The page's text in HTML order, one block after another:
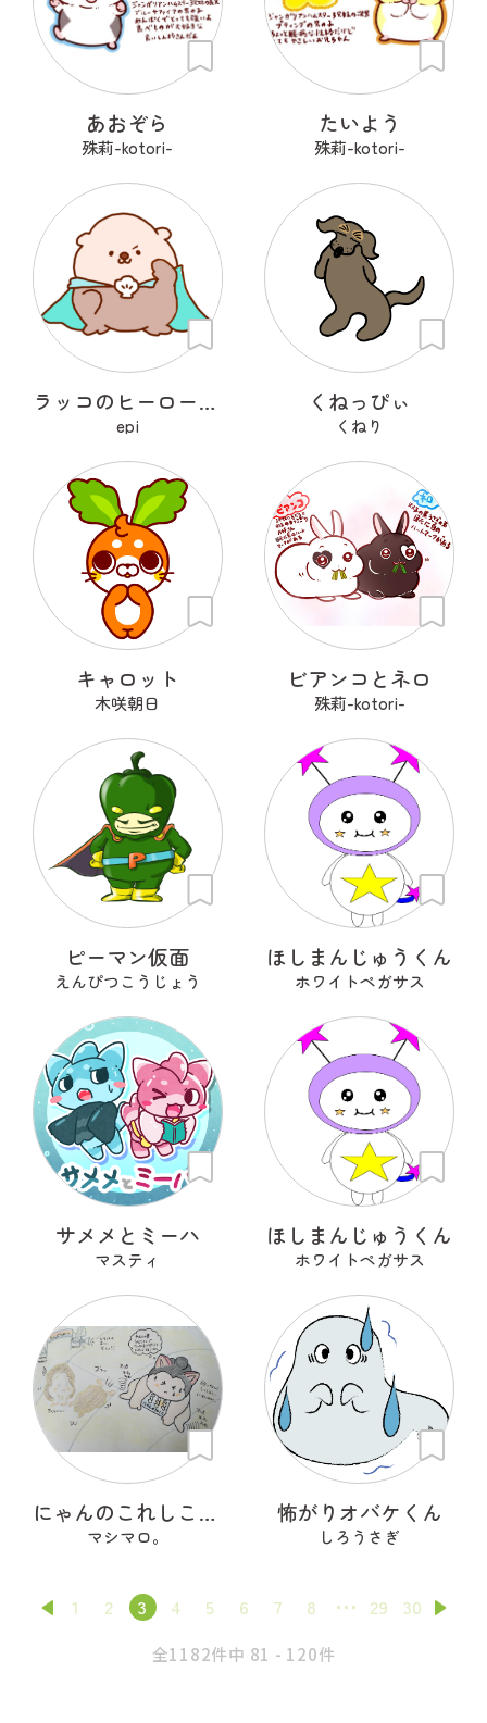
あおぞら
殊莉-kotori-
たいよう
殊莉-kotori-
ラッコのヒーローラッキー
epi
くねっぴぃ
くねり
キャロット
木咲朝日
ビアンコとネロ
殊莉-kotori-
ピーマン仮面
えんぴつこうじょう
ほしまんじゅうくん
ホワイトペガサス
サメメとミーハ
マスティ
ほしまんじゅうくん
ホワイトペガサス
にゃんのこれしこ ある日の夢 Ｎo.2
マシマロ。
怖がりオバケくん
しろうさぎ
1 2 3 4 5 6 7 8 29 30
全1182件中 81 - 120件